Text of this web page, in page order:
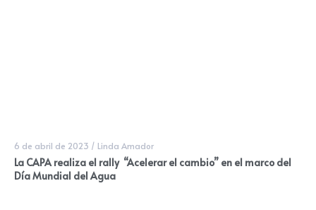
6 de abril de 2023 / Linda Amador
La CAPA realiza el rally “Acelerar el cambio” en el marco del
Día Mundial del Agua